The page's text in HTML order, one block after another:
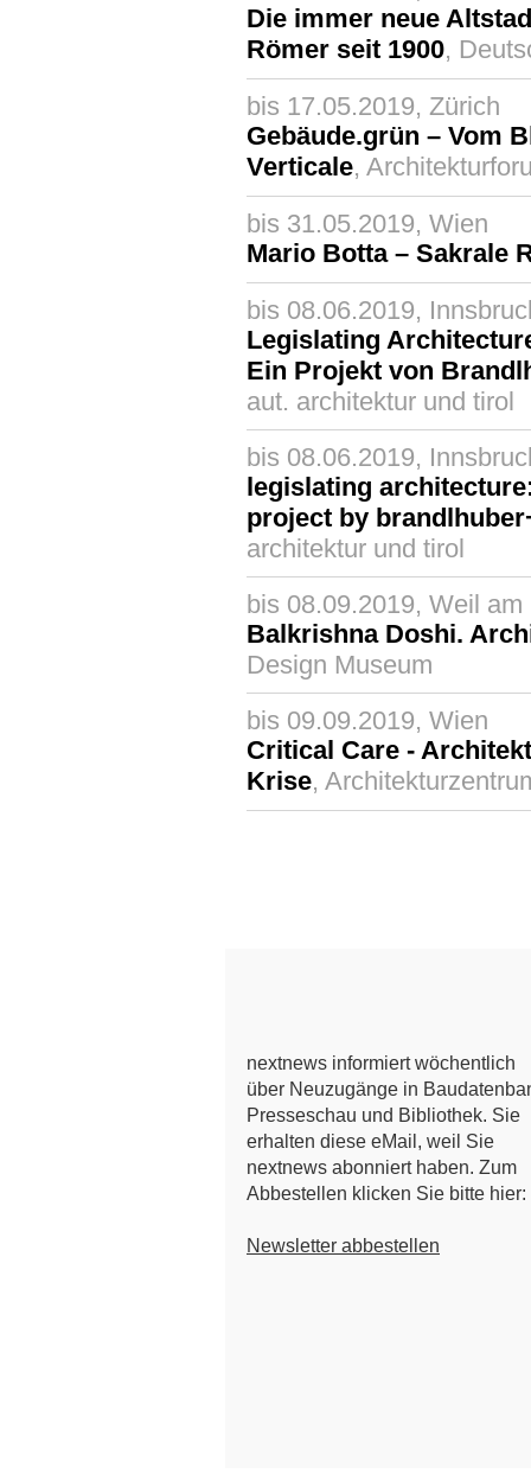
Die immer neue
Römer seit 1900,
bis 17.05.2019, Zürich
Gebäude.grün – Vom
Verticale,
bis 31.05.2019, Wien
Mario Botta – Sakrale
bis 08.06.2019,
Legislating
Ein Projekt von
aut. architektur und tirol
bis 08.06.2019,
legislating
project by
architektur und tirol
bis 08.09.2019, Weil am
Balkrishna Doshi.
Design Museum
bis 09.09.2019, Wien
Critical Care -
Krise,
nextnews informiert wöchentlich
über Neuzugänge in
Presseschau und Bibliothek. Sie
erhalten diese eMail, weil Sie
nextnews abonniert haben. Zum
Abbestellen klicken Sie bitte hier:
Newsletter abbestellen